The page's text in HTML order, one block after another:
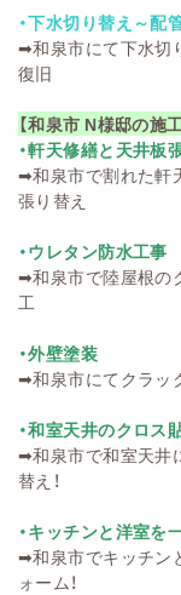
・下水切り替え～配
➡和泉市にて下水切
復旧
【和泉市 N様邸の施
・軒天修繕と天井板
➡和泉市で割れた軒
張り替え
・ウレタン防水工事
➡和泉市で陸屋根の
工
・外壁塗装
➡和泉市にてクラッ
・和室天井のクロス
➡和泉市で和室天井
替え！
・キッチンと洋室を
➡和泉市でキッチン
ォーム！